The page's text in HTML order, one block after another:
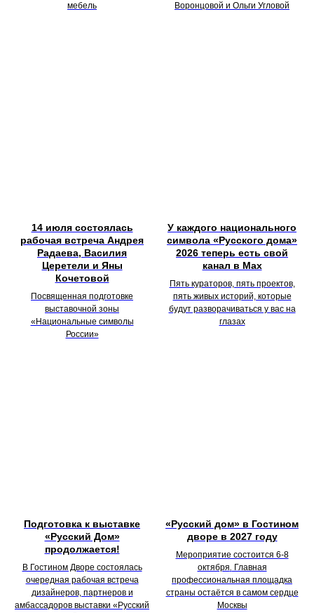
мебель
Воронцовой и Ольги Угловой
14 июля состоялась
рабочая встреча Андрея
Радаева, Василия
Церетели и Яны
Кочетовой
Посвященная подготовке
выставочной зоны
«Национальные символы
России»
У каждого национального
символа «Русского дома»
2026 теперь есть свой
канал в Max
Пять кураторов, пять проектов,
пять живых историй, которые
будут разворачиваться у вас на
глазах
Подготовка к выставке
«Русский Дом»
продолжается!
В Гостином Дворе состоялась
очередная рабочая встреча
дизайнеров, партнеров и
амбассадоров выставки «Русский
«Русский дом» в Гостином
дворе в 2027 году
Мероприятие состоится 6-8
октября. Главная
профессиональная площадка
страны остаётся в самом сердце
Москвы